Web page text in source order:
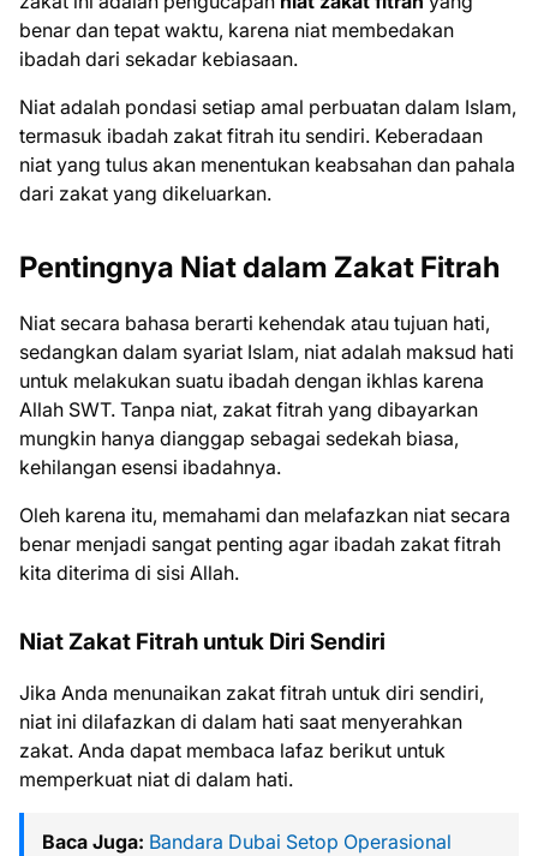
benar dan tepat waktu, karena niat membedakan
ibadah dari sekadar kebiasaan.
Niat adalah pondasi setiap amal perbuatan dalam Islam,
termasuk ibadah zakat fitrah itu sendiri. Keberadaan
niat yang tulus akan menentukan keabsahan dan pahala
dari zakat yang dikeluarkan.
Pentingnya Niat dalam Zakat Fitrah
Niat secara bahasa berarti kehendak atau tujuan hati,
sedangkan dalam syariat Islam, niat adalah maksud hati
untuk melakukan suatu ibadah dengan ikhlas karena
Allah SWT. Tanpa niat, zakat fitrah yang dibayarkan
mungkin hanya dianggap sebagai sedekah biasa,
kehilangan esensi ibadahnya.
Oleh karena itu, memahami dan melafazkan niat secara
benar menjadi sangat penting agar ibadah zakat fitrah
kita diterima di sisi Allah.
Niat Zakat Fitrah untuk Diri Sendiri
Jika Anda menunaikan zakat fitrah untuk diri sendiri,
niat ini dilafazkan di dalam hati saat menyerahkan
zakat. Anda dapat membaca lafaz berikut untuk
memperkuat niat di dalam hati.
Baca Juga: Bandara Dubai Setop Operasional